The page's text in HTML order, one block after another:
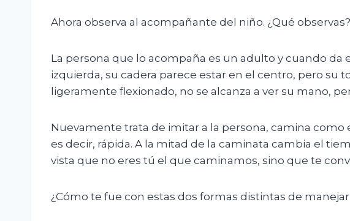
Ahora observa al acompañante del niño. ¿Qué observas?
La persona que lo acompaña es un adulto y cuando
izquierda, su cadera parece estar en el centro, pero su
ligeramente flexionado, no se alcanza a ver su mano,
Nuevamente trata de imitar a la persona, camina
es decir, rápida. A la mitad de la caminata cambia el
vista que no eres tú el que caminamos, sino que te
¿Cómo te fue con estas dos formas distintas de